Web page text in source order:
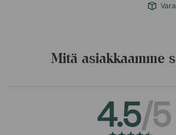
Mitä asiakkaamme
4.5/5